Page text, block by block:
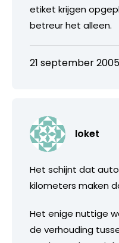
etiket krijgen
betreur het alleen.
21 september
loket
Het schijnt dat
kilometers maken
Het enige nuttige
de verhouding